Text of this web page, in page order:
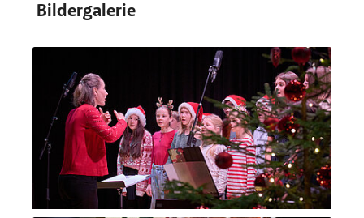
Bildergalerie